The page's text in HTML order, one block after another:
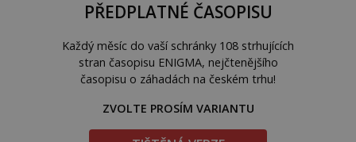
PŘEDPLATNÉ ČASOPISU
Každý měsíc do vaší schránky 108 strhujících
stran časopisu ENIGMA, nejčtenějšího
časopisu o záhadách na českém trhu!
ZVOLTE PROSÍM VARIANTU